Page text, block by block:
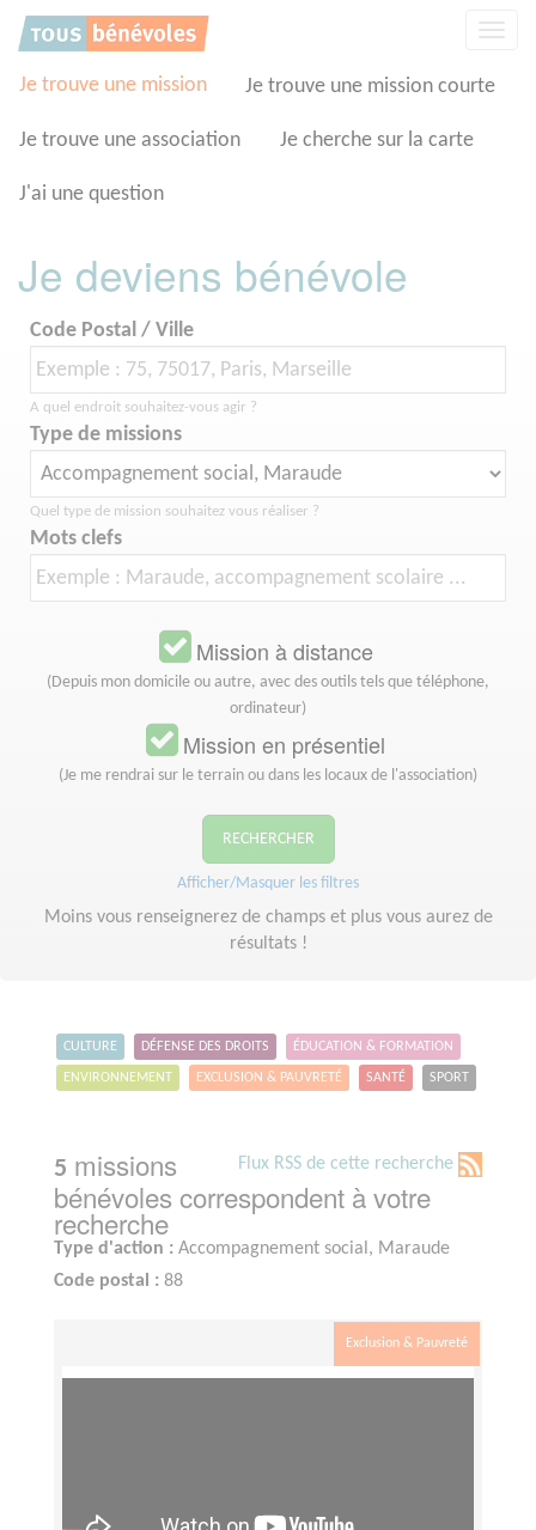
Je trouve une mission Je trouve une mission courte
Je trouve une association Je cherche sur la carte
J'ai une question
Je deviens bénévole
Code Postal / Ville
A quel endroit souhaitez-vous agir ?
Type de missions
Quel type de mission souhaitez vous réaliser ?
Mots clefs
Mission à distance
(Depuis mon domicile ou autre, avec des outils tels que téléphone,
ordinateur)
Mission en présentiel
(Je me rendrai sur le terrain ou dans les locaux de l'association)
RECHERCHER
Afficher/Masquer les filtres
Moins vous renseignerez de champs et plus vous aurez de
résultats !
CULTURE DÉFENSE DES DROITS ÉDUCATION & FORMATION
ENVIRONNEMENT EXCLUSION & PAUVRETÉ SANTÉ SPORT
Flux RSS de cette recherche
5 missions
bénévoles correspondent à votre
recherche
Type d'action : Accompagnement social, Maraude
Code postal : 88
Exclusion & Pauvreté
Panneau de gestion des cookies